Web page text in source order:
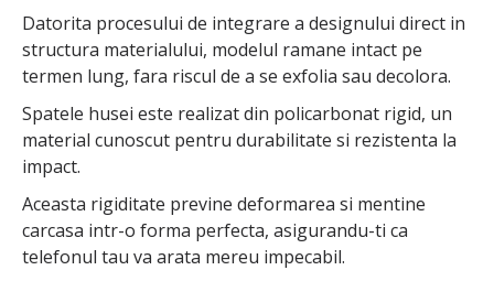
Datorita procesului de integrare a designului direct in
structura materialului, modelul ramane intact pe
termen lung, fara riscul de a se exfolia sau decolora.
Spatele husei este realizat din policarbonat rigid, un
material cunoscut pentru durabilitate si rezistenta la
impact.
Aceasta rigiditate previne deformarea si mentine
carcasa intr-o forma perfecta, asigurandu-ti ca
telefonul tau va arata mereu impecabil.